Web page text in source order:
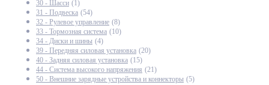
30 - Шасси (1)
31 - Подвеска (54)
32 - Рулевое управление (8)
33 - Тормозная система (10)
34 - Диски и шины (4)
39 - Передняя силовая установка (20)
40 - Задняя силовая установка (15)
44 - Система высокого напряжения (21)
50 - Внешние зарядные устройства и коннекторы (5)